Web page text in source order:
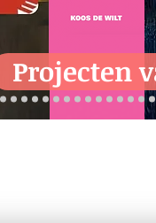
Projecten